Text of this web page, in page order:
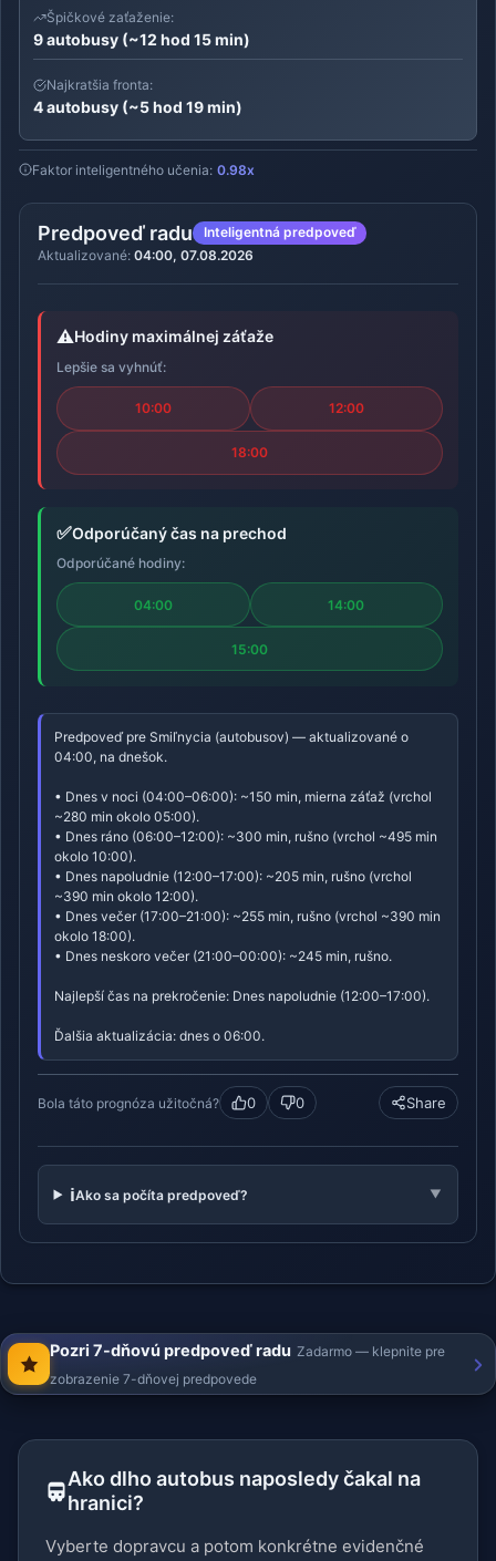
Špičkové zaťaženie:
9 autobusy (~12 hod 15 min)
Najkratšia fronta:
4 autobusy (~5 hod 19 min)
Faktor inteligentného učenia: 0.98x
Predpoveď radu
Inteligentná predpoveď
Aktualizované: 04:00, 07.08.2026
⚠️Hodiny maximálnej záťaže
Lepšie sa vyhnúť:
10:00 12:00
18:00
✅Odporúčaný čas na prechod
Odporúčané hodiny:
04:00 14:00
15:00
Predpoveď pre Smiľnycia (autobusov) — aktualizované o
04:00, na dnešok.
• Dnes v noci (04:00–06:00): ~150 min, mierna záťaž (vrchol
~280 min okolo 05:00).
• Dnes ráno (06:00–12:00): ~300 min, rušno (vrchol ~495 min
okolo 10:00).
• Dnes napoludnie (12:00–17:00): ~205 min, rušno (vrchol
~390 min okolo 12:00).
• Dnes večer (17:00–21:00): ~255 min, rušno (vrchol ~390 min
okolo 18:00).
• Dnes neskoro večer (21:00–00:00): ~245 min, rušno.
Najlepší čas na prekročenie: Dnes napoludnie (12:00–17:00).
Ďalšia aktualizácia: dnes o 06:00.
Bola táto prognóza užitočná? 0 0 Share
ℹ️Ako sa počíta predpoveď? ▼
Pozri 7-dňovú predpoveď radu Zadarmo — klepnite pre
zobrazenie 7-dňovej predpovede
Ako dlho autobus naposledy čakal na
hranici?
Vyberte dopravcu a potom konkrétne evidenčné